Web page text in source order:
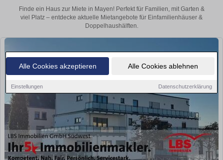
Alle Cookies akzeptieren Alle Cookies ablehnen
Einstellungen Datenschutzerklärung
Finde ein Haus zur Miete in Mayen! Perfekt für Familien, mit Garten &
viel Platz – entdecke aktuelle Mietangebote für Einfamilienhäuser &
Doppelhaushälften.